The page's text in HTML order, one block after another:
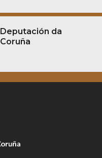
Deputación da
Coruña